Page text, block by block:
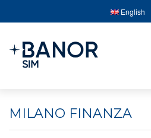
English
MILANO FINANZA